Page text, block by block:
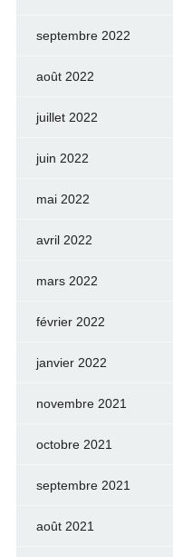
septembre 2022
août 2022
juillet 2022
juin 2022
mai 2022
avril 2022
mars 2022
février 2022
janvier 2022
novembre 2021
octobre 2021
septembre 2021
août 2021